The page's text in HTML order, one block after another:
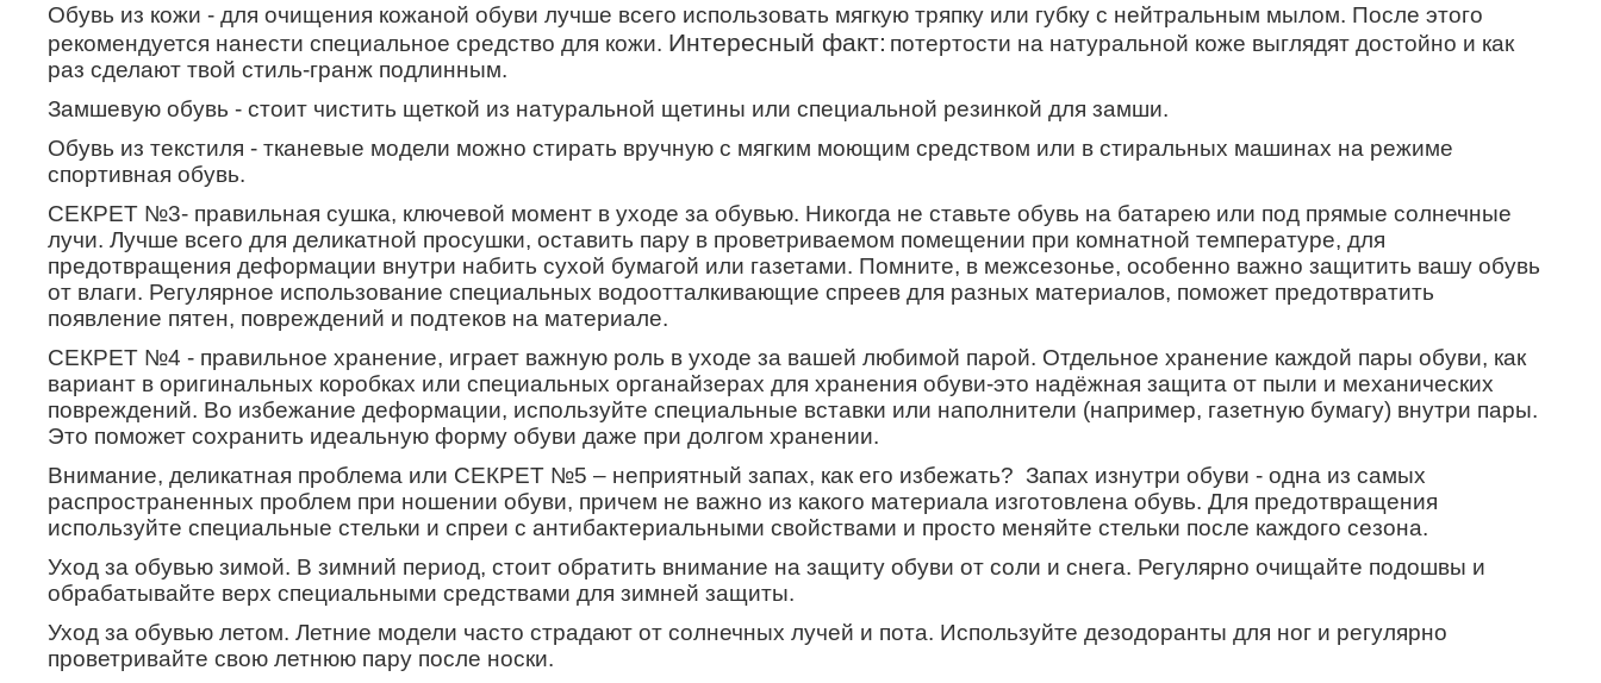
Обувь из кожи - для очищения кожаной обуви лучше всего использовать мягкую тряпку или губку с нейтральным мылом. После этого
рекомендуется нанести специальное средство для кожи. Интересный факт: потертости на натуральной коже выглядят достойно и как
раз сделают твой стиль-гранж подлинным.
Замшевую обувь - стоит чистить щеткой из натуральной щетины или специальной резинкой для замши.
Обувь из текстиля - тканевые модели можно стирать вручную с мягким моющим средством или в стиральных машинах на режиме
спортивная обувь.
СЕКРЕТ №3- правильная сушка, ключевой момент в уходе за обувью. Никогда не ставьте обувь на батарею или под прямые солнечные
лучи. Лучше всего для деликатной просушки, оставить пару в проветриваемом помещении при комнатной температуре, для
предотвращения деформации внутри набить сухой бумагой или газетами. Помните, в межсезонье, особенно важно защитить вашу обувь
от влаги. Регулярное использование специальных водоотталкивающие спреев для разных материалов, поможет предотвратить
появление пятен, повреждений и подтеков на материале.
СЕКРЕТ №4 - правильное хранение, играет важную роль в уходе за вашей любимой парой. Отдельное хранение каждой пары обуви, как
вариант в оригинальных коробках или специальных органайзерах для хранения обуви-это надёжная защита от пыли и механических
повреждений. Во избежание деформации, используйте специальные вставки или наполнители (например, газетную бумагу) внутри пары.
Это поможет сохранить идеальную форму обуви даже при долгом хранении.
Внимание, деликатная проблема или СЕКРЕТ №5 – неприятный запах, как его избежать? Запах изнутри обуви - одна из самых
распространенных проблем при ношении обуви, причем не важно из какого материала изготовлена обувь. Для предотвращения
используйте специальные стельки и спреи с антибактериальными свойствами и просто меняйте стельки после каждого сезона.
Уход за обувью зимой. В зимний период, стоит обратить внимание на защиту обуви от соли и снега. Регулярно очищайте подошвы и
обрабатывайте верх специальными средствами для зимней защиты.
Уход за обувью летом. Летние модели часто страдают от солнечных лучей и пота. Используйте дезодоранты для ног и регулярно
проветривайте свою летнюю пару после носки.